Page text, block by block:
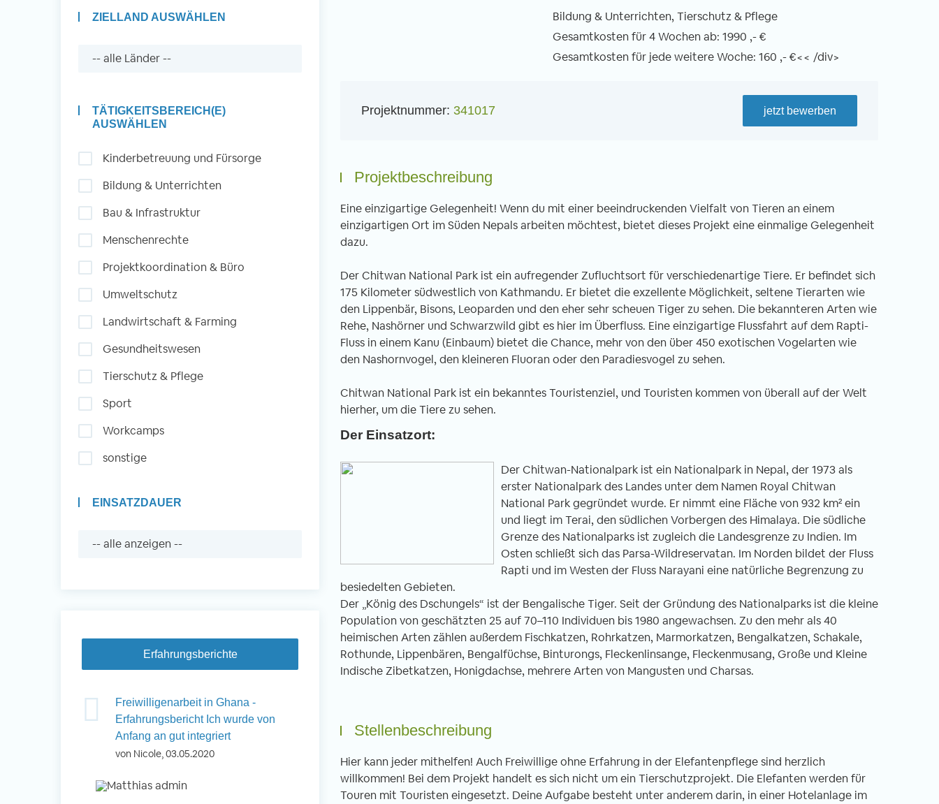
Auslandserfahrung
Engagieren
Initiativbewerbung
Auslandserfahrung
Sammeln und Sozial
Engagieren
ZIELLAND AUSWÄHLEN
TÄTIGKEITSBEREICH(E)
AUSWÄHLEN
Kinderbetreuung und Fürsorge
Bildung & Unterrichten
Bau & Infrastruktur
Menschenrechte
Projektkoordination & Büro
Umweltschutz
Landwirtschaft & Farming
Gesundheitswesen
Tierschutz & Pflege
Sport
Workcamps
sonstige
EINSATZDAUER
Erfahrungsberichte
Freiwilligenarbeit in Ghana -
Erfahrungsbericht Ich wurde von
Anfang an gut integriert
von Nicole, 03.05.2020
Unterrichten im Norden Thailands
Bildung & Unterrichten, Tierschutz & Pflege
Gesamtkosten für 4 Wochen ab: 1990 ,- €
Gesamtkosten für jede weitere Woche: 160 ,- €<< /div>
Projektnummer: 341017 jetzt bewerben
Projektbeschreibung
Eine einzigartige Gelegenheit! Wenn du mit einer beeindruckenden Vielfalt von Tieren an einem
einzigartigen Ort im Süden Nepals arbeiten möchtest, bietet dieses Projekt eine einmalige Gelegenheit
dazu.
Der Chitwan National Park ist ein aufregender Zufluchtsort für verschiedenartige Tiere. Er befindet sich
175 Kilometer südwestlich von Kathmandu. Er bietet die exzellente Möglichkeit, seltene Tierarten wie
den Lippenbär, Bisons, Leoparden und den eher sehr scheuen Tiger zu sehen. Die bekannteren Arten wie
Rehe, Nashörner und Schwarzwild gibt es hier im Überfluss. Eine einzigartige Flussfahrt auf dem Rapti-
Fluss in einem Kanu (Einbaum) bietet die Chance, mehr von den über 450 exotischen Vogelarten wie
den Nashornvogel, den kleineren Fluoran oder den Paradiesvogel zu sehen.
Chitwan National Park ist ein bekanntes Touristenziel, und Touristen kommen von überall auf der Welt
hierher, um die Tiere zu sehen.
Der Einsatzort:
Der Chitwan-Nationalpark ist ein Nationalpark in Nepal, der 1973 als
erster Nationalpark des Landes unter dem Namen Royal Chitwan
National Park gegründet wurde. Er nimmt eine Fläche von 932 km² ein
und liegt im Terai, den südlichen Vorbergen des Himalaya. Die südliche
Grenze des Nationalparks ist zugleich die Landesgrenze zu Indien. Im
Osten schließt sich das Parsa-Wildreservatan. Im Norden bildet der Fluss
Rapti und im Westen der Fluss Narayani eine natürliche Begrenzung zu
besiedelten Gebieten.
Der „König des Dschungels“ ist der Bengalische Tiger. Seit der Gründung des Nationalparks ist die kleine
Population von geschätzten 25 auf 70–110 Individuen bis 1980 angewachsen. Zu den mehr als 40
heimischen Arten zählen außerdem Fischkatzen, Rohrkatzen, Marmorkatzen, Bengalkatzen, Schakale,
Rothunde, Lippenbären, Bengalfüchse, Binturongs, Fleckenlinsange, Fleckenmusang, Große und Kleine
Indische Zibetkatzen, Honigdachse, mehrere Arten von Mangusten und Charsas.
Stellenbeschreibung
Hier kann jeder mithelfen! Auch Freiwillige ohne Erfahrung in der Elefantenpflege sind herzlich
willkommen! Bei dem Projekt handelt es sich nicht um ein Tierschutzprojekt. Die Elefanten werden für
Touren mit Touristen eingesetzt. Deine Aufgabe besteht unter anderem darin, in einer Hotelanlage im